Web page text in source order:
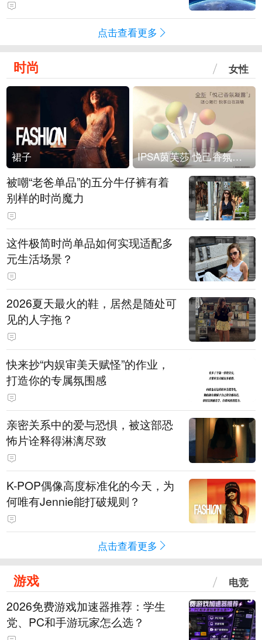
点击查看更多
时尚 女性
裙子 IPSA茵芙莎 悦己香氛凝露上市
被嘲“老爸单品”的五分牛仔裤有着
别样的时尚魔力
这件极简时尚单品如何实现适配多
元生活场景？
2026夏天最火的鞋，居然是随处可
见的人字拖？
快来抄“内娱审美天赋怪”的作业，
打造你的专属氛围感
亲密关系中的爱与恐惧，被这部恐
怖片诠释得淋漓尽致
K-POP偶像高度标准化的今天，为
何唯有Jennie能打破规则？
点击查看更多
游戏 电竞
2026免费游戏加速器推荐：学生
党、PC和手游玩家怎么选？